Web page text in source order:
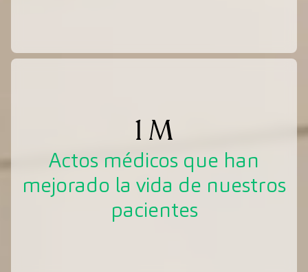
1 M
Actos médicos que han
mejorado la vida de nuestros
pacientes